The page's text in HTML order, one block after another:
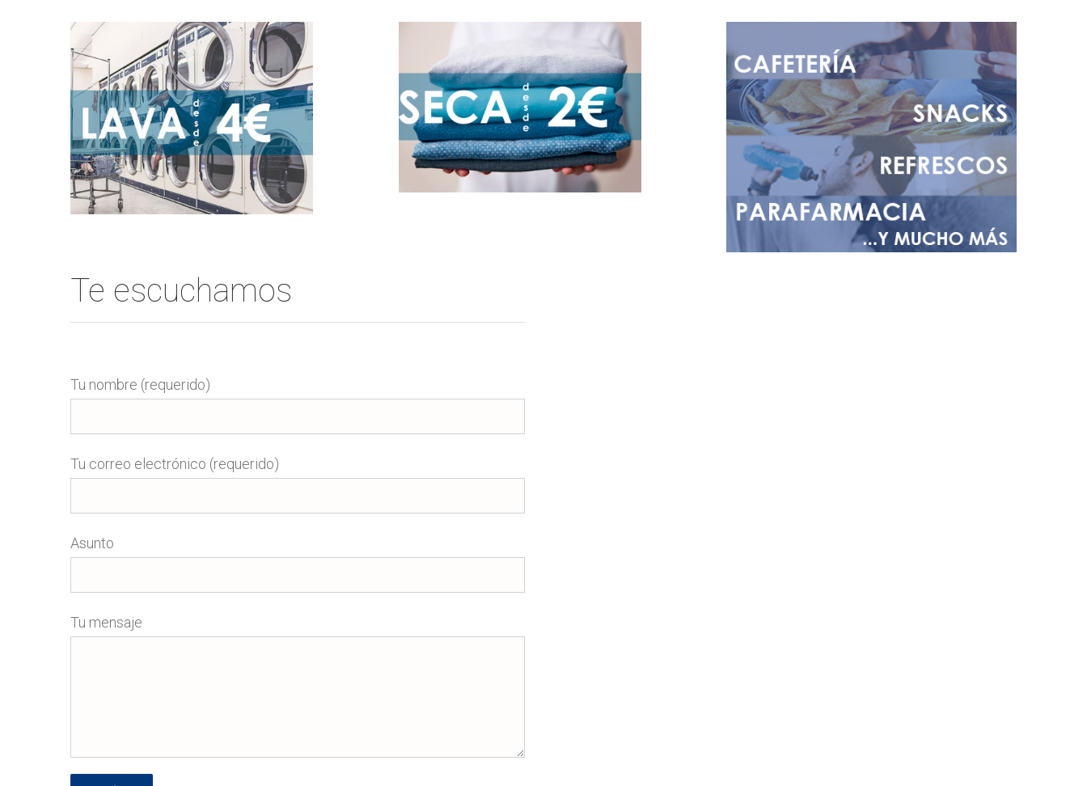
Te escuchamos
Tu nombre (requerido)
Tu correo electrónico (requerido)
Asunto
Tu mensaje